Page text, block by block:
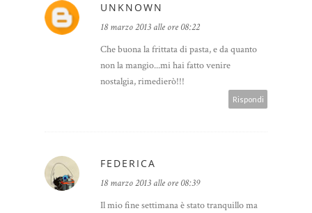
UNKNOWN
18 marzo 2013 alle ore 08:22
Che buona la frittata di pasta, e da quanto
non la mangio...mi hai fatto venire
nostalgia, rimedierò!!!
Rispondi
FEDERICA
18 marzo 2013 alle ore 08:39
Il mio fine settimana è stato tranquillo ma